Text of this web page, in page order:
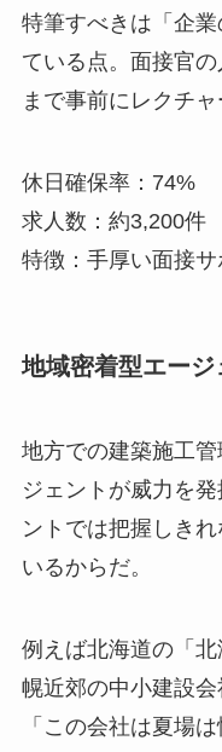
特筆すべきは「企
ている点。面接官
まで事前にレクチャ
休日確保率：74%
求人数：約3,200件
特徴：手厚い面接サ
地域密着型エージ
地方での建築施工
ジェントが威力を
ントでは把握しき
いるからだ。
例えば北海道の「
幌近郊の中小建設会
「この会社は夏場